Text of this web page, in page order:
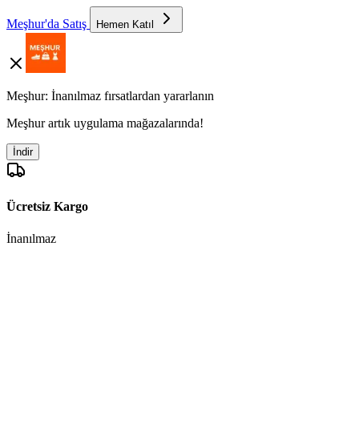
Meşhur'da Satış Hemen Katıl
Meşhur: İnanılmaz fırsatlardan yararlanın
Meşhur artık uygulama mağazalarında!
İndir
Ücretsiz Kargo
İnanılmaz